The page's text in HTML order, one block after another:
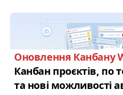
Оновлення Канбану
Канбан проєктів, по
та нові можливості